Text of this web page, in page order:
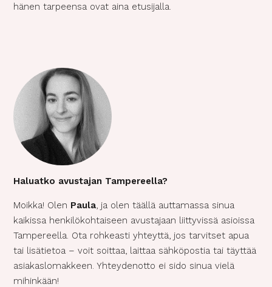
hänen tarpeensa ovat aina etusijalla.
Haluatko avustajan Tampereella?
Moikka! Olen Paula, ja olen täällä auttamassa sinua
kaikissa henkilökohtaiseen avustajaan liittyvissä asioissa
Tampereella. Ota rohkeasti yhteyttä, jos tarvitset apua
tai lisätietoa – voit soittaa, laittaa sähköpostia tai täyttää
asiakaslomakkeen. Yhteydenotto ei sido sinua vielä
mihinkään!